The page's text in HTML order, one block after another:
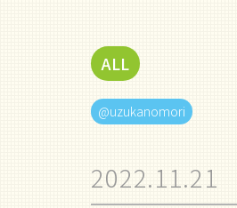
ALL
@uzukanomori
2022.11.21